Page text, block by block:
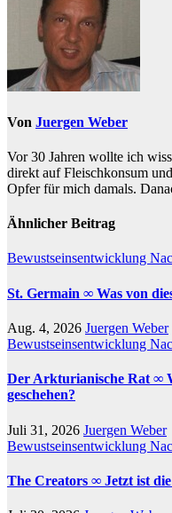
Von Juergen Weber
Vor 30 Jahren wollte ich
direkt auf Fleischkonsum
Opfer für mich damals.
Ähnlicher Beitrag
Bewustseinsentwicklung
St. Germain ∞ Was von
Aug. 4, 2026 Juergen Weber
Bewustseinsentwicklung
Der Arkturianische Rat ∞
geschehen?
Juli 31, 2026 Juergen Weber
Bewustseinsentwicklung
The Creators ∞ Jetzt ist